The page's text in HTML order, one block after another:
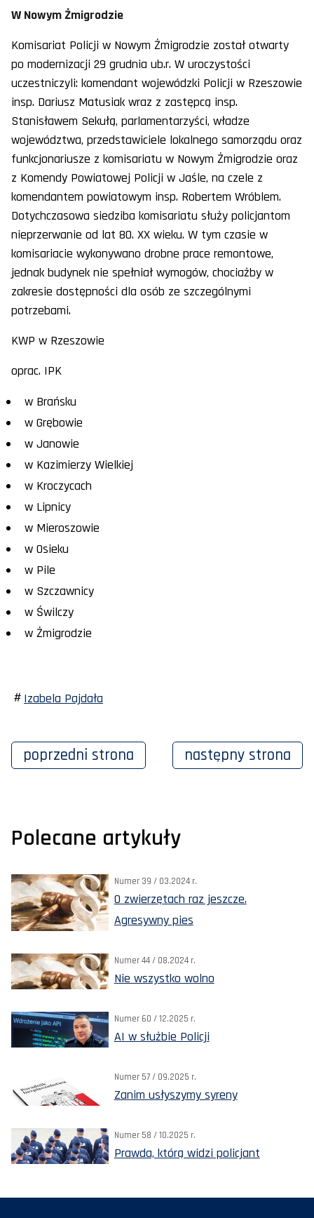
W Nowym Żmigrodzie
Komisariat Policji w Nowym Żmigrodzie został otwarty
po modernizacji 29 grudnia ub.r. W uroczystości
uczestniczyli: komendant wojewódzki Policji w Rzeszowie
insp. Dariusz Matusiak wraz z zastępcą insp.
Stanisławem Sekułą, parlamentarzyści, władze
województwa, przedstawiciele lokalnego samorządu oraz
funkcjonariusze z komisariatu w Nowym Żmigrodzie oraz
z Komendy Powiatowej Policji w Jaśle, na czele z
komendantem powiatowym insp. Robertem Wróblem.
Dotychczasowa siedziba komisariatu służy policjantom
nieprzerwanie od lat 80. XX wieku. W tym czasie w
komisariacie wykonywano drobne prace remontowe,
jednak budynek nie spełniał wymogów, chociażby w
zakresie dostępności dla osób ze szczególnymi
potrzebami.
KWP w Rzeszowie
oprac. IPK
w Brańsku
w Grębowie
w Janowie
w Kazimierzy Wielkiej
w Kroczycach
w Lipnicy
w Mieroszowie
w Osieku
w Pile
w Szczawnicy
w Świlczy
w Żmigrodzie
Izabela Pajdała
poprzedni strona następny strona
Polecane artykuły
Numer 39 / 03.2024 r.
O zwierzętach raz jeszcze.
Agresywny pies
Numer 44 / 08.2024 r.
Nie wszystko wolno
Numer 60 / 12.2025 r.
AI w służbie Policji
Numer 57 / 09.2025 r.
Zanim usłyszymy syreny
Numer 58 / 10.2025 r.
Prawda, którą widzi policjant